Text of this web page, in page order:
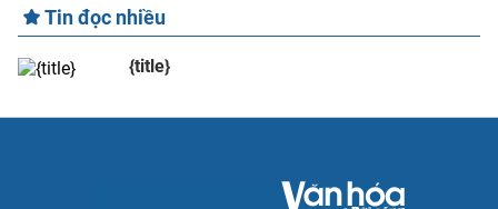
Tin đọc nhiều
{title}